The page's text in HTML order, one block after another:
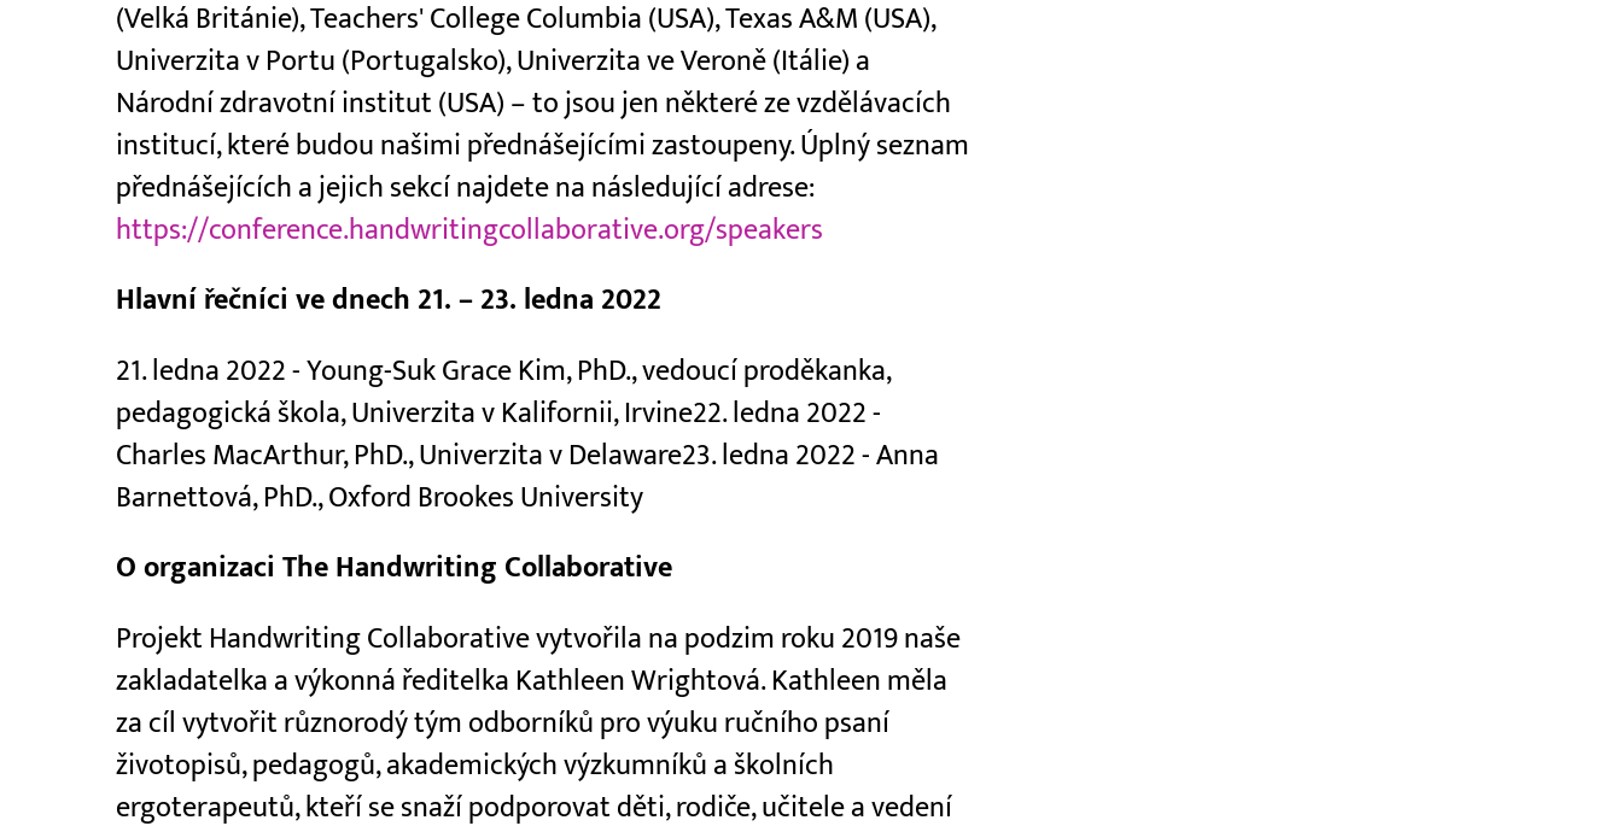
(Velká Británie), Teachers' College Columbia (USA), Texas A&M (USA),
Univerzita v Portu (Portugalsko), Univerzita ve Veroně (Itálie) a
Národní zdravotní institut (USA) – to jsou jen některé ze vzdělávacích
institucí, které budou našimi přednášejícími zastoupeny. Úplný seznam
přednášejících a jejich sekcí najdete na následující adrese:
https://conference.handwritingcollaborative.org/speakers
Hlavní řečníci ve dnech 21. – 23. ledna 2022
21. ledna 2022 - Young-Suk Grace Kim, PhD., vedoucí proděkanka,
pedagogická škola, Univerzita v Kalifornii, Irvine22. ledna 2022 -
Charles MacArthur, PhD., Univerzita v Delaware23. ledna 2022 - Anna
Barnettová, PhD., Oxford Brookes University
O organizaci The Handwriting Collaborative
Projekt Handwriting Collaborative vytvořila na podzim roku 2019 naše
zakladatelka a výkonná ředitelka Kathleen Wrightová. Kathleen měla
za cíl vytvořit různorodý tým odborníků pro výuku ručního psaní
životopisů, pedagogů, akademických výzkumníků a školních
ergoterapeutů, kteří se snaží podporovat děti, rodiče, učitele a vedení